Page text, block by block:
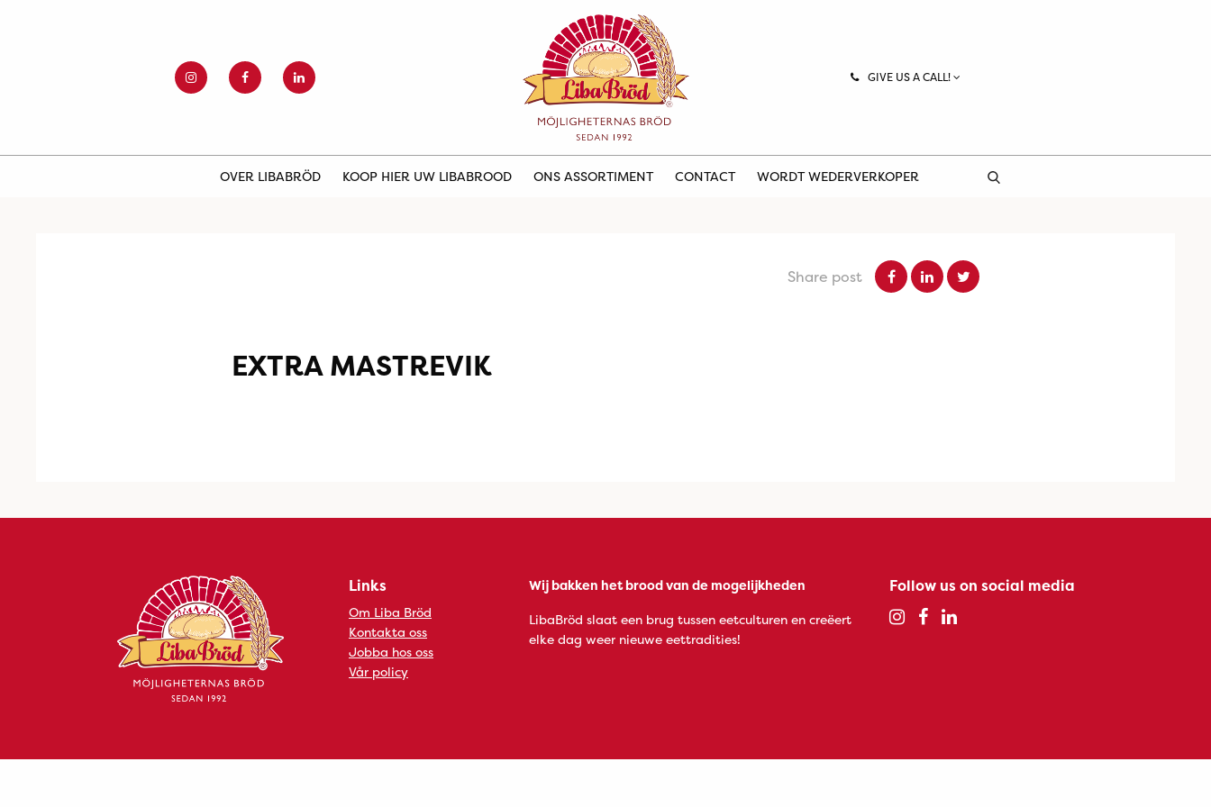
GIVE US A CALL!
OVER LIBABRÖD KOOP HIER UW LIBABROOD ONS ASSORTIMENT CONTACT WORDT WEDERVERKOPER
Share post
EXTRA MASTREVIK
Links
Om Liba Bröd
Kontakta oss
Jobba hos oss
Vår policy
Wij bakken het brood van de mogelijkheden
LibaBröd slaat een brug tussen eetculturen en creëert
elke dag weer nieuwe eettradities!
Follow us on social media